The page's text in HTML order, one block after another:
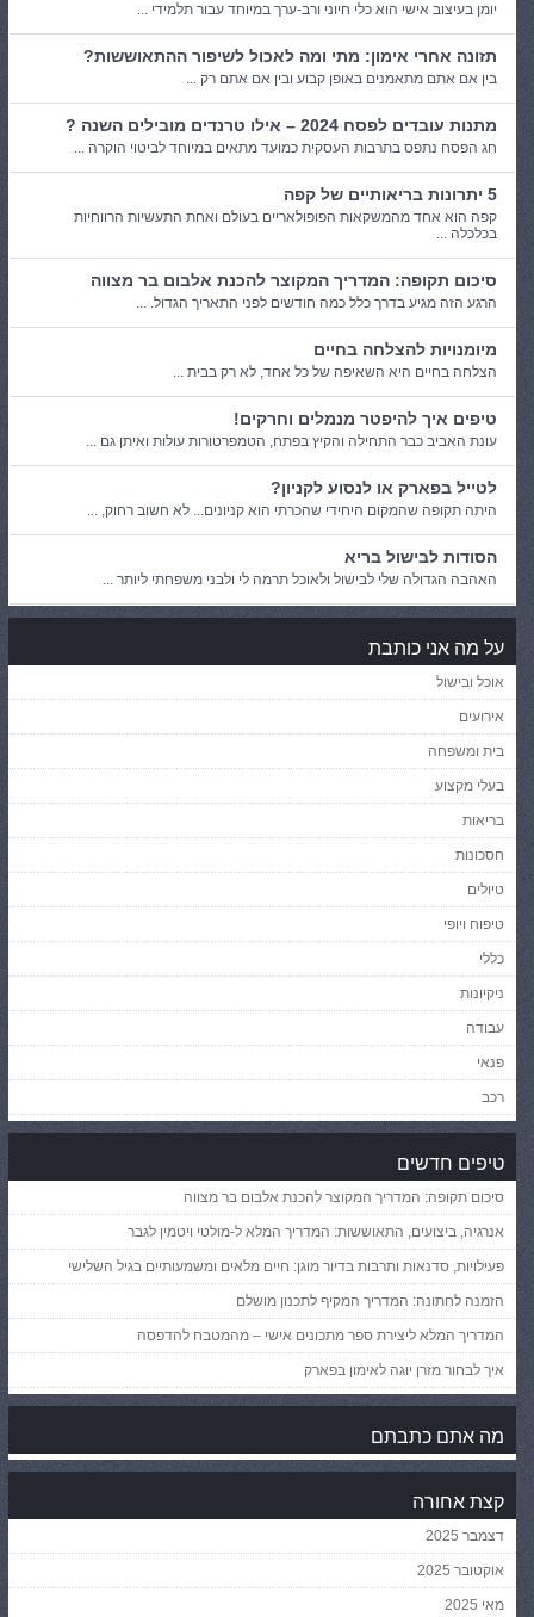
יומן בעיצוב אישי הוא כלי חיוני ורב-ערך במיוחד עבור תלמידי ...
תזונה אחרי אימון: מתי ומה לאכול לשיפור ההתאוששות?
בין אם אתם מתאמנים באופן קבוע ובין אם אתם רק ...
מתנות עובדים לפסח 2024 – אילו טרנדים מובילים השנה ?
חג הפסח נתפס בתרבות העסקית כמועד מתאים במיוחד לביטוי הוקרה ...
5 יתרונות בריאותיים של קפה
קפה הוא אחד מהמשקאות הפופולאריים בעולם ואחת התעשיות הרווחיות
בכלכלה ...
סיכום תקופה: המדריך המקוצר להכנת אלבום בר מצווה
הרגע הזה מגיע בדרך כלל כמה חודשים לפני התאריך הגדול. ...
מיומנויות להצלחה בחיים
הצלחה בחיים היא השאיפה של כל אחד, לא רק בבית ...
טיפים איך להיפטר מנמלים וחרקים!
עונת האביב כבר התחילה והקיץ בפתח, הטמפרטורות עולות ואיתן גם ...
לטייל בפארק או לנסוע לקניון?
היתה תקופה שהמקום היחידי שהכרתי הוא קניונים... לא חשוב רחוק, ...
הסודות לבישול בריא
האהבה הגדולה שלי לבישול ולאוכל תרמה לי ולבני משפחתי ליותר ...
על מה אני כותבת
אוכל ובישול
אירועים
בית ומשפחה
בעלי מקצוע
בריאות
חסכונות
טיולים
טיפוח ויופי
כללי
ניקיונות
עבודה
פנאי
רכב
טיפים חדשים
סיכום תקופה: המדריך המקוצר להכנת אלבום בר מצווה
אנרגיה, ביצועים, התאוששות: המדריך המלא ל-מולטי ויטמין לגבר
פעילויות, סדנאות ותרבות בדיור מוגן: חיים מלאים ומשמעותיים בגיל השלישי
הזמנה לחתונה: המדריך המקיף לתכנון מושלם
המדריך המלא ליצירת ספר מתכונים אישי – מהמטבח להדפסה
איך לבחור מזרן יוגה לאימון בפארק
מה אתם כתבתם
קצת אחורה
דצמבר 2025
אוקטובר 2025
מאי 2025